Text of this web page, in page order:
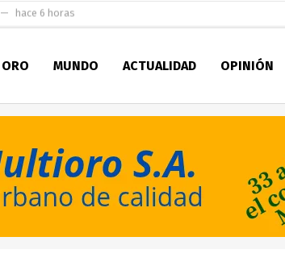
A del Fútbol Femenino Nacional 2026
en Producción Animal
y Lista 70 en Pichincha y varias provincias hace 1 día
hace 1 día
del Pescador Artesanal Orense
su inscripción a la alcaldía de Machala hace 2 días
Alcaldía de Machala
MUNDO ACTUALIDAD OPINIÓN